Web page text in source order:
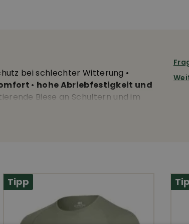
bei schlechter Witterung •
• hohe Abriebfestigkeit und
Biese an Schultern und im
mit Kinnschutz
Tipp